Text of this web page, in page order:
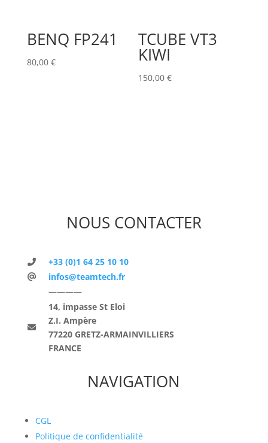
BENQ FP241
80,00 €
TCUBE VT3
KIWI
150,00€
NOUS CONTACTER
+33 (0)1 64 25 10 10
infos@teamtech.fr
————
14, impasse St Eloi
Z.I. Ampère
77220 GRETZ-ARMAINVILLIERS
FRANCE
NAVIGATION
CGL
Politique de confidentialité